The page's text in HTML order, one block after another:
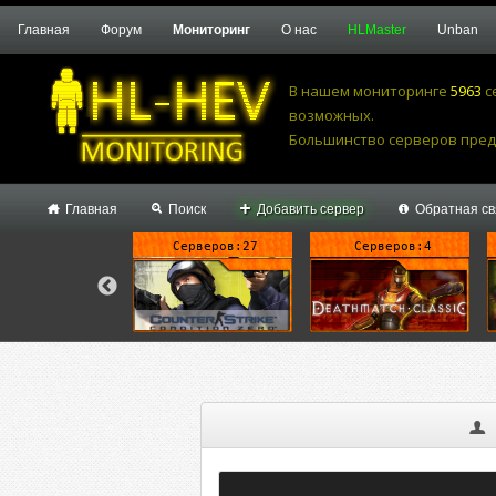
Главная Форум Мониторинг О нас HLMaster Unban
В нашем мониторинге 5963
возможных.
Большинство серверов
Главная Поиск Добавить сервер Обратная
Серверов:27 Серверов:4